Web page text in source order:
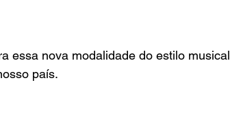
essa nova modalidade do estilo musical
país.